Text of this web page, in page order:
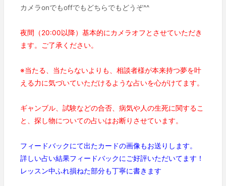
カメラonでもoffでもどちらでもどうぞ^^
夜間（20:00以降）基本的にカメラオフとさせていただき
ます。ご了承ください。
※当たる、当たらないよりも、相談者様が本来持つ夢を叶
える力に気づいていただけるような占いを心がけてます。
ギャンブル、試験などの合否、病気や人の生死に関するこ
と、探し物についての占いはお断りさせています。
フィードバックにて出たカードの画像もお送りします。
詳しい占い結果フィードバックにご好評いただいてます！
レッスン中ふれ損ねた部分も丁寧に書きます